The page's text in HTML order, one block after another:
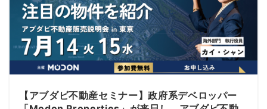
【アブダビ不動産セミナー】政府系デベロッパー